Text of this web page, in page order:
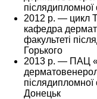
2012 р. — цикл
кафедра
факультеті
Горького
2013 р. — ПАЦ
Донецьк